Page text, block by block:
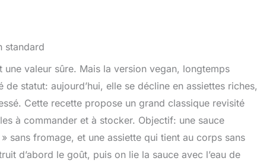
valeur sûre. Mais la version vegan, longtemps
statut: aujourd’hui, elle se décline en assiettes riches,
Cette recette propose un grand classique revisité
à commander et à stocker. Objectif: une sauce
sans fromage, et une assiette qui tient au corps sans
d’abord le goût, puis on lie la sauce avec l’eau de